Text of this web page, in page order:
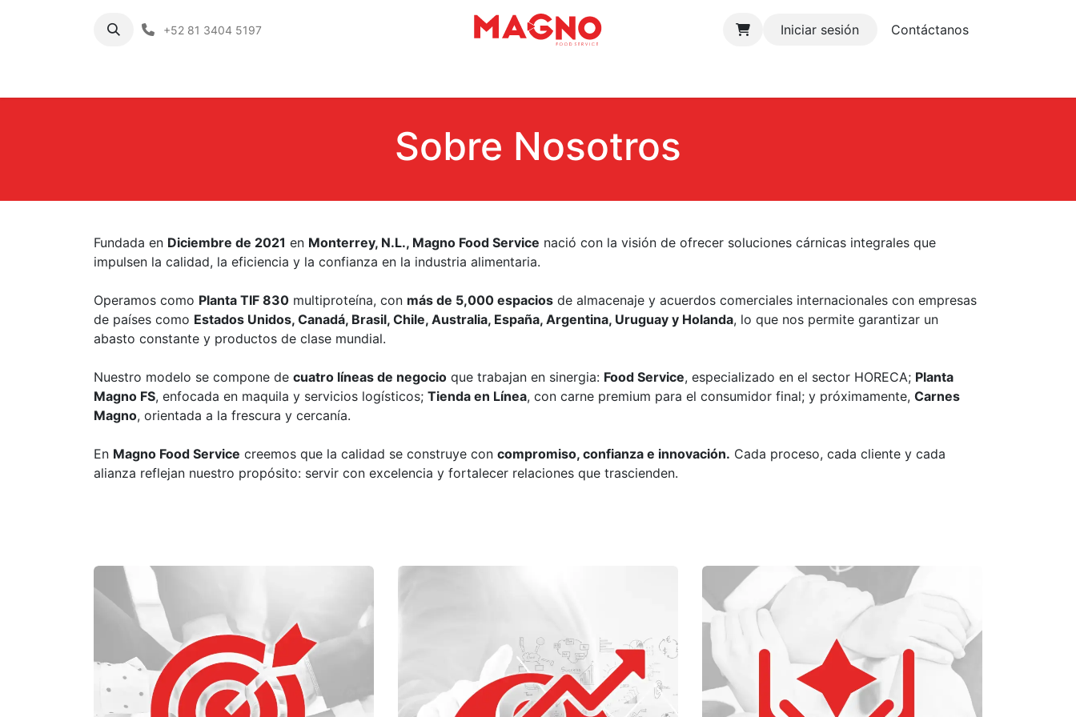
+52 81 3404 5197 Iniciar sesión Contáctanos
Sobre Nosot​ros
Fundada en Diciembre de 2021 en Monterrey, N.L., Magno Food Service nació con la visión de ofrecer soluciones cárnicas integrales que
impulsen la calidad, la eficiencia y la confianza en la industria alimentaria.
Operamos como Planta TIF 830 multiproteína, con más de 5,000 espacios de almacenaje y acuerdos comerciales internacionales con empresas
de países como Estados Unidos, Canadá, Brasil, Chile, Australia, España, Argentina, Uruguay y Holanda, lo que nos permite garantizar un
abasto constante y productos de clase mundial.
Nuestro modelo se compone de cuatro líneas de negocio que trabajan en sinergia: Food Service, especializado en el sector HORECA; Planta
Magno FS, enfocada en maquila y servicios logísticos; Tienda en Línea, con carne premium para el consumidor final; y próximamente, Carnes
Magno, orientada a la frescura y cercanía.
En Magno Food Service creemos que la calidad se construye con compromiso, confianza e innovación. Cada proceso, cada cliente y cada
alianza reflejan nuestro propósito: servir con excelencia y fortalecer relaciones que trascienden.